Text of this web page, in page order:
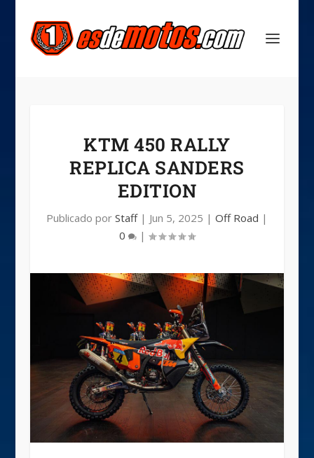
KTM 450 RALLY
REPLICA SANDERS
EDITION
Publicado por Staff| Jun 5, 2025 | Off Road |
0
|